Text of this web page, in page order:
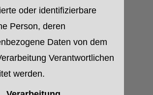
oder identifizierbare
Person, deren
Daten von dem
Verantwortlichen
werden.